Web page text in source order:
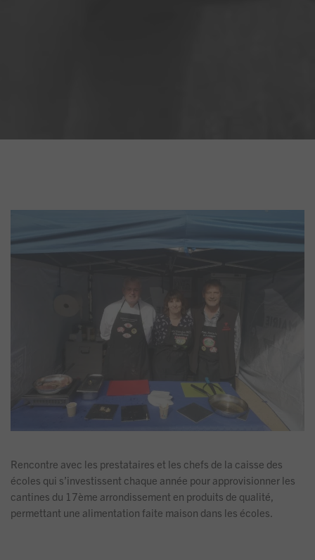
Rencontre avec les prestataires et les chefs de la caisse des
écoles qui s’investissent chaque année pour approvisionner les
cantines du 17ème arrondissement en produits de qualité,
permettant une alimentation faite maison dans les écoles.